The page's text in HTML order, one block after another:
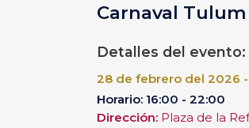
Carnaval Tulum
Detalles del evento:
28 de febrero del 2026
Horario: 16:00 - 22:00
Dirección: Plaza de la